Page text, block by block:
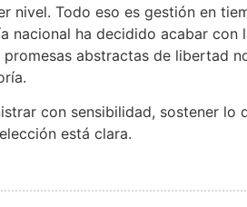
nivel. Todo eso es gestión en
nacional ha decidido acabar con
abstractas de libertad
con sensibilidad, sostener lo
está clara.